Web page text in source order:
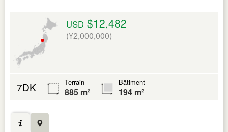
USD $12,482
(¥2,000,000)
7DK Terrain
885 m²
Bâtiment
194 m²